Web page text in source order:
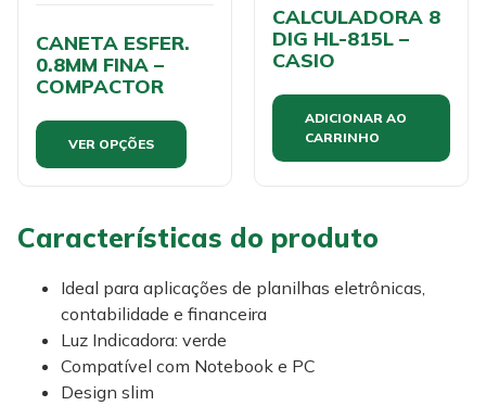
CANETA ESFER.
0.8MM FINA –
COMPACTOR
VER OPÇÕES
CALCULADORA 8
DIG HL-815L –
CASIO
ADICIONAR AO
CARRINHO
Características do produto
Ideal para aplicações de planilhas eletrônicas,
contabilidade e financeira
Luz Indicadora: verde
Compatível com Notebook e PC
Design slim